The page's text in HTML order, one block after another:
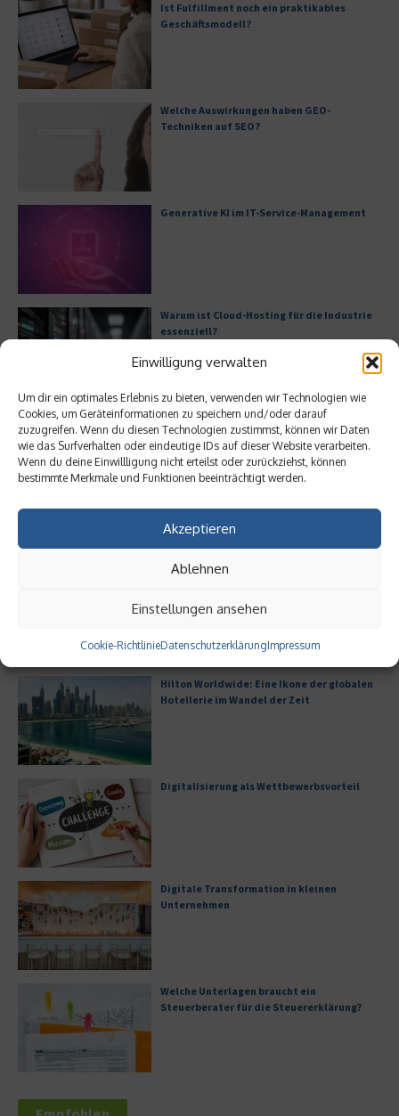
Einwilligung verwalten
Um dir ein optimales Erlebnis zu bieten, verwenden wir Technologien wie
Cookies, um Geräteinformationen zu speichern und/oder darauf
zuzugreifen. Wenn du diesen Technologien zustimmst, können wir Daten
wie das Surfverhalten oder eindeutige IDs auf dieser Website verarbeiten.
Wenn du deine Einwillligung nicht erteilst oder zurückziehst, können
bestimmte Merkmale und Funktionen beeinträchtigt werden.
Akzeptieren
Ablehnen
Einstellungen ansehen
Cookie-RichtlinieDatenschutzerklärungImpressum
Ist Fulfillment noch ein praktikables
Geschäftsmodell?
Welche Auswirkungen haben GEO-
Techniken auf SEO?
Generative KI im IT-Service-Management
Warum ist Cloud-Hosting für die Industrie
essenziell?
Bürofläche neu denken
Hilton Worldwide: Eine Ikone der globalen
Hotellerie im Wandel der Zeit
Digitalisierung als Wettbewerbsvorteil
Digitale Transformation in kleinen
Unternehmen
Welche Unterlagen braucht ein
Steuerberater für die Steuererklärung?